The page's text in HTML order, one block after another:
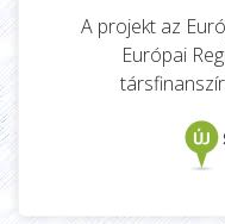
A projekt az
Európai